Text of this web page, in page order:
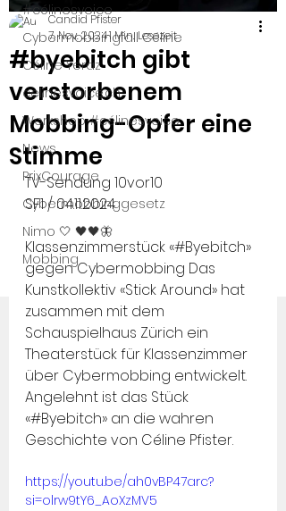
#célinesvoice
Cybermobbingfall Céline
Céline Yeraz
celinesvoice.ch
Workshop #célinesvoice
News
PrixCourage
Cybermobbinggesetz
Nimo 🤍 🖤🖤🦋
Mobbing
#byebitch gibt
verstorbenem
Mobbing-Opfer eine
Stimme
Candid Pfister
7. Nov. 20241 Min. Lesezeit
TV-Sendung 10vor10
SF1 / 04.11.2024
Klassenzimmerstück «#Byebitch»
gegen Cybermobbing Das
Kunstkollektiv «Stick Around» hat
zusammen mit dem
Schauspielhaus Zürich ein
Theaterstück für Klassenzimmer
über Cybermobbing entwickelt.
Angelehnt ist das Stück
«#Byebitch» an die wahren
Geschichte von Céline Pfister.
https://youtu.be/ah0vBP47arc?
si=olrw9tY6_AoXzMV5